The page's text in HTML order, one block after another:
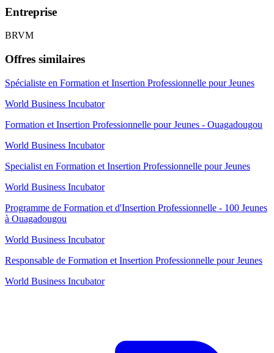
Entreprise
BRVM
Offres similaires
Spécialiste en Formation et Insertion Professionnelle pour Jeunes
World Business Incubator
Formation et Insertion Professionnelle pour Jeunes - Ouagadougou
World Business Incubator
Specialist en Formation et Insertion Professionnelle pour Jeunes
World Business Incubator
Programme de Formation et d'Insertion Professionnelle - 100 Jeunes
à Ouagadougou
World Business Incubator
Responsable de Formation et Insertion Professionnelle pour Jeunes
World Business Incubator